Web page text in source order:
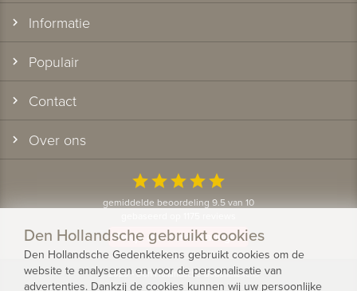
Informatie
Populair
Contact
Over ons
starstarstarstarstar
gemiddelde beoordeling 9.5 van 10
Bekijk alle klantervaringen
© 2026 - Den Hollandsche Gedenktekens
Den Hollandsche gebruikt cookies
Den Hollandsche Gedenktekens gebruikt cookies om de
website te analyseren en voor de personalisatie van
advertenties. Dankzij de cookies kunnen wij uw persoonlijke